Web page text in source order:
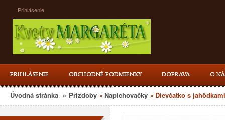
Prihlásenie
PRIHLÁSENIE OBCHODNÉ PODMIENKY DOPRAVA O
Úvodná stránka » Prízdoby » Napichovačky » Dievčatko s